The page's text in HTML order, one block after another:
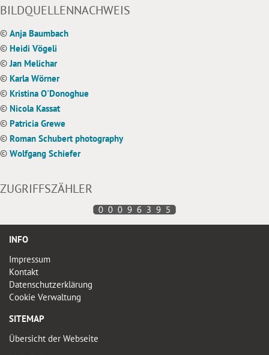
BILDQUELLENNACHWEIS
© Anja Baumbach
© Heidi Vögeli
©Jan Melichar
© Karla Wörner
© Kristina O'Donoghue
© Nicola Kassat
© Patricia Grewe
© Roman Schubert photography
© Wolfgang Schiefer
ZUGRIFFSZÄHLER
INFO
Impressum
Kontakt
Datenschutzerklärung
Cookie Verwaltung
SITEMAP
Übersicht der Webseite